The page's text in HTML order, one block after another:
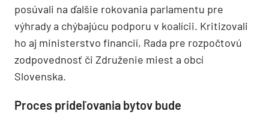
posúvali na ďalšie rokovania parlamentu pre
výhrady a chýbajúcu podporu v koalícii. Kritizovali
ho aj ministerstvo financií, Rada pre rozpočtovú
zodpovednosť či Združenie miest a obcí
Slovenska.
Proces prideľovania bytov bude